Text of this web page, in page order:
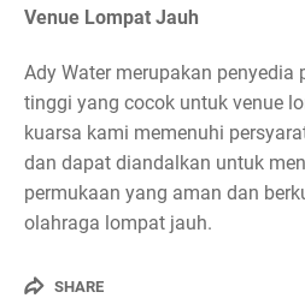
Venue Lompat Jauh
Ady Water merupakan penyedia
tinggi yang cocok untuk venue
kuarsa kami memenuhi
dan dapat diandalkan untuk
permukaan yang aman dan
olahraga lompat jauh.
SHARE